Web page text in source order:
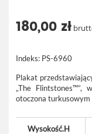
180,00 zł
Indeks: PS-6960
Plakat
„The Flintstones™”,
otoczona
Wysokość.H